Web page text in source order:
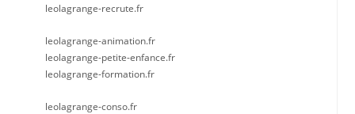
leolagrange-recrute.fr
leolagrange-animation.fr
leolagrange-petite-enfance.fr
leolagrange-formation.fr
leolagrange-conso.fr